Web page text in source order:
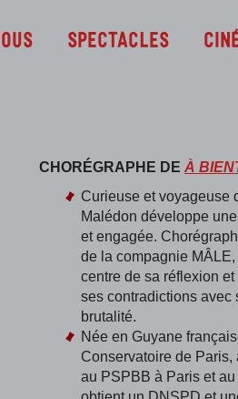
Spectacles
CHORÉGRAPHE DE À
Curieuse et voyageuse
Malédon développe
et engagée.
de la compagnie MÂLE,
centre de sa réflexion
ses contradictions avec
brutalité.
Née en Guyane
Conservatoire de Paris,
au PSPBB à Paris et au